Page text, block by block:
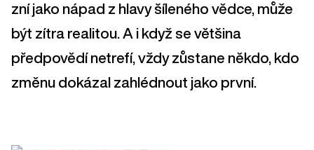
zní jako nápad z hlavy šíleného vědce, může
být zítra realitou. A i když se většina
předpovědí netrefí, vždy zůstane někdo, kdo
změnu dokázal zahlédnout jako první.